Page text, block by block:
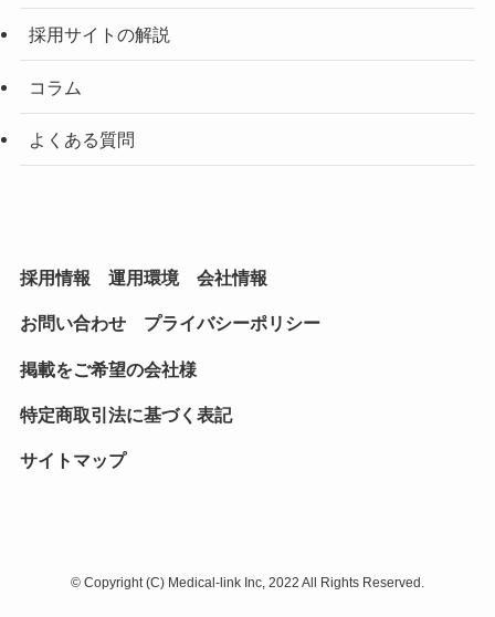
採用サイトの解説
コラム
よくある質問
採用情報 運用環境 会社情報
お問い合わせ プライバシーポリシー
掲載をご希望の会社様
特定商取引法に基づく表記
サイトマップ
© Copyright (C) Medical-link Inc, 2022 All Rights Reserved.